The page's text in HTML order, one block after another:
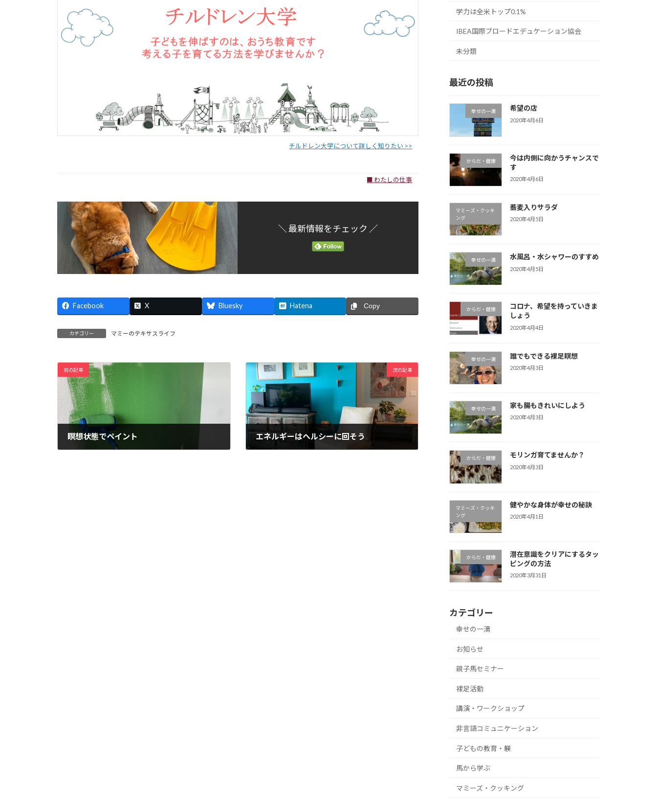
チルドレン大学について詳しく知りたい >>
■ わたしの仕事
＼ 最新情報をチェック ／
Facebook X Bluesky Hatena Copy
カテゴリー マミーのテキサスライフ
前の記事
瞑想状態でペイント
次の記事
エネルギーはヘルシーに回そう
学力は全米トップ0.1%
IBEA国際ブロードエデュケーション協会
未分類
最近の投稿
幸せの一滴 希望の店
2020年4月6日
からだ・健康
今は内側に向かうチャンスで
す
2020年4月6日
マミーズ・クッキ
ング
蕎麦入りサラダ
2020年4月5日
幸せの一滴 水風呂・水シャワーのすすめ
2020年4月5日
からだ・健康
コロナ、希望を持っていきま
しょう
2020年4月4日
幸せの一滴 誰でもできる裸足瞑想
2020年4月3日
幸せの一滴 家も腸もきれいにしよう
2020年4月3日
からだ・健康 モリンガ育てませんか？
2020年4月3日
マミーズ・クッキ
ング
健やかな身体が幸せの秘訣
2020年4月1日
からだ・健康
潜在意識をクリアにするタッ
ピングの方法
2020年3月31日
カテゴリー
幸せの一滴
お知らせ
親子馬セミナー
裸足活動
講演・ワークショップ
非言語コミュニケーション
子どもの教育・躾
馬から学ぶ
マミーズ・クッキング